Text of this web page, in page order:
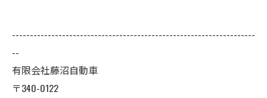
--------------------------------------------------------------------
--
有限会社藤沼自動車
〒340-0122